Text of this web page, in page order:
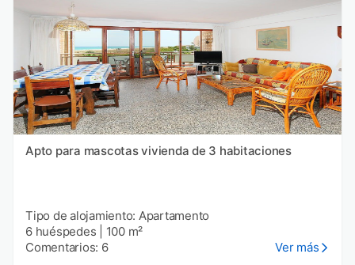
Apto para mascotas vivienda de 3 habitaciones
Tipo de alojamiento: Apartamento
6 huéspedes
100 m²
Comentarios: 6
Ver más